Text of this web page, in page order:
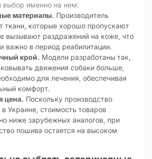
выбор именно на нем:
материалы. Производитель
ткани, которые хорошо пропускают
вызывают раздражений на коже, что
важно в период реабилитации.
крой. Модели разработаны так,
движения собаки больше,
для лечения, обеспечивая
комфорт.
цена. Поскольку производство
в Украине, стоимость товаров
ниже зарубежных аналогов, при
пошива остается на высоком